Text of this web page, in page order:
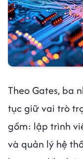
Theo Gates, ba
tục giữ vai trò
gồm: lập trình
và quản lý hệ